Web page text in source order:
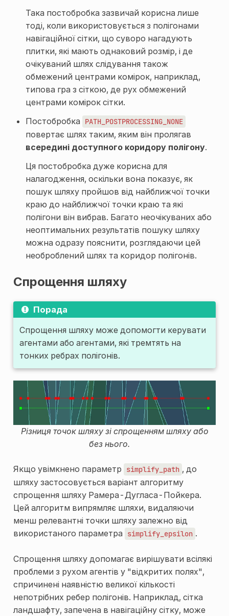
Така постобробка зазвичай корисна лише
тоді, коли використовується з полігонами
навігаційної сітки, що суворо нагадують
плитки, які мають однаковий розмір, і де
очікуваний шлях слідування також
обмежений центрами комірок, наприклад,
типова гра з сіткою, де рух обмежений
центрами комірок сітки.
Постобробка
PATH_POSTPROCESSING_NONE
повертає шлях таким, яким він пролягав
всередині доступного коридору полігону.
Ця постобробка дуже корисна для
налагодження, оскільки вона показує, як
пошук шляху пройшов від найближчої точки
краю до найближчої точки краю та які
полігони він вибрав. Багато неочікуваних або
неоптимальних результатів пошуку шляху
можна одразу пояснити, розглядаючи цей
необроблений шлях та коридор полігонів.
Спрощення шляху
Порада
Спрощення шляху може допомогти керувати
агентами або агентами, які тремтять на
тонких ребрах полігонів.
Різниця точок шляху зі спрощенням шляху або
без нього.
Якщо увімкнено параметр simplify_path , до
шляху застосовується варіант алгоритму
спрощення шляху Рамера-Дугласа-Пойкера.
Цей алгоритм випрямляє шляхи, видаляючи
менш релевантні точки шляху залежно від
використаного параметра
simplify_epsilon .
Спрощення шляху допомагає вирішувати всілякі
проблеми з рухом агентів у "відкритих полях",
спричинені наявністю великої кількості
непотрібних ребер полігонів. Наприклад, сітка
ландшафту, запечена в навігаційну сітку, може